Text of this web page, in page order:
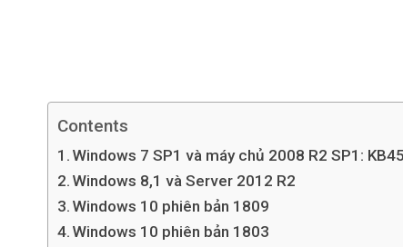
Contents
Windows 7 SP1 và máy chủ 2008 R2 SP1:
Windows 8,1 và Server 2012 R2
Windows 10 phiên bản 1809
Windows 10 phiên bản 1803